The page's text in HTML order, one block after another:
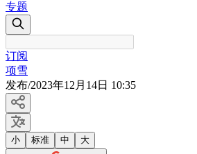
专题
订阅
项雪
发布/2023年12月14日 10:35
小 标准 中 大